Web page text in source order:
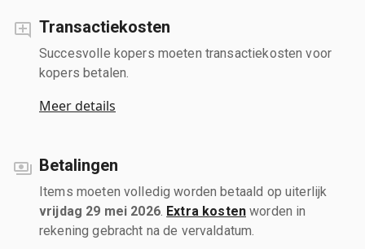
Transactiekosten
Succesvolle kopers moeten transactiekosten voor
kopers betalen.
Meer details
Betalingen
Items moeten volledig worden betaald op uiterlijk
vrijdag 29 mei 2026. Extra kostenworden in
rekening gebracht na de vervaldatum.